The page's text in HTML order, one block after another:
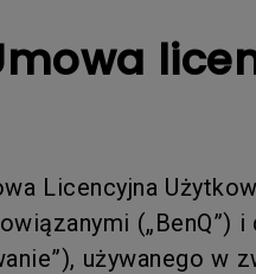
graficznego
Licencyjna
(„BenQ”)
używanego w